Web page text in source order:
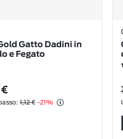
Gatto Dadini in
e Fegato
1,12 € -21%